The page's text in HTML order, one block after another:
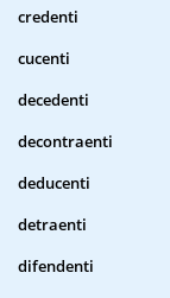
credenti
cucenti
decedenti
decontraenti
deducenti
detraenti
difendenti